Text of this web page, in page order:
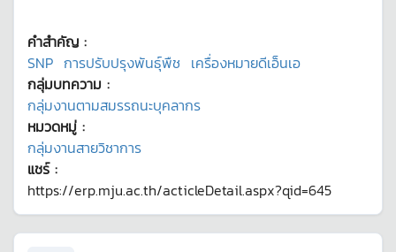
คำสำคัญ :
SNP การปรับปรุงพันธุ์พืช เครื่องหมายดีเอ็นเอ
กลุ่มบทความ :
กลุ่มงานตามสมรรถนะบุคลากร
หมวดหมู่ :
กลุ่มงานสายวิชาการ
แชร์ :
https://erp.mju.ac.th/acticleDetail.aspx?qid=645